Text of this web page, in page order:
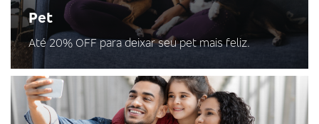
Pet
Até 20% OFF para deixar seu pet mais feliz.